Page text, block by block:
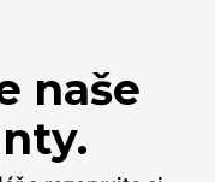
naše